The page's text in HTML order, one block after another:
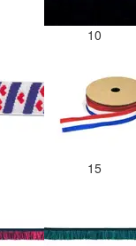
10
15